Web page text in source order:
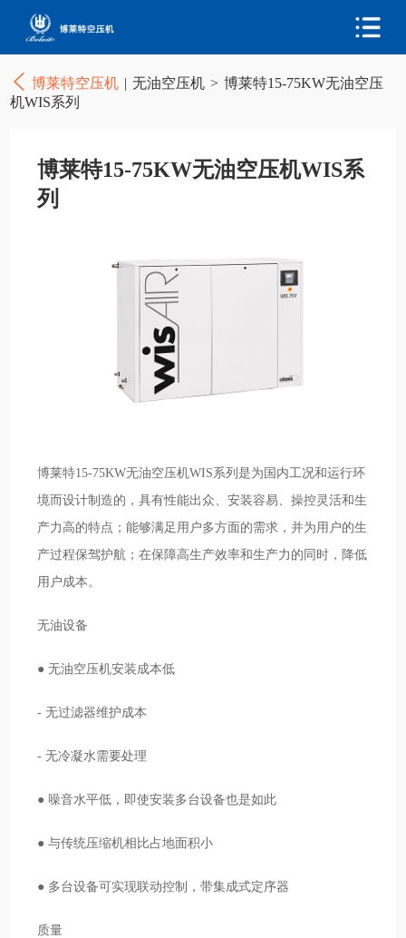
博莱特空压机 | 无油空压机 > 博莱特15-75KW无油空压
机WIS系列
博莱特15-75KW无油空压机WIS系
列
博莱特15-75KW无油空压机WIS系列是为国内工况和运行环
境而设计制造的，具有性能出众、安装容易、操控灵活和生
产力高的特点；能够满足用户多方面的需求，并为用户的生
产过程保驾护航；在保障高生产效率和生产力的同时，降低
用户成本。
无油设备
● 无油空压机安装成本低
- 无过滤器维护成本
- 无冷凝水需要处理
● 噪音水平低，即使安装多台设备也是如此
● 与传统压缩机相比占地面积小
● 多台设备可实现联动控制，带集成式定序器
质量